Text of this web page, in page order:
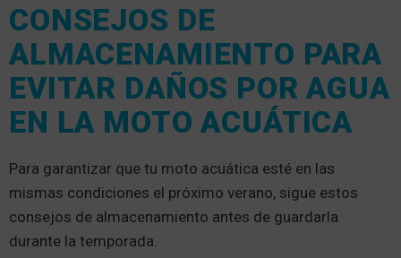
CONSEJOS DE
ALMACENAMIENTO PARA
EVITAR DAÑOS POR AGUA
EN LA MOTO ACUÁTICA
Para garantizar que tu moto acuática esté en las
mismas condiciones el próximo verano, sigue estos
consejos de almacenamiento antes de guardarla
durante la temporada.